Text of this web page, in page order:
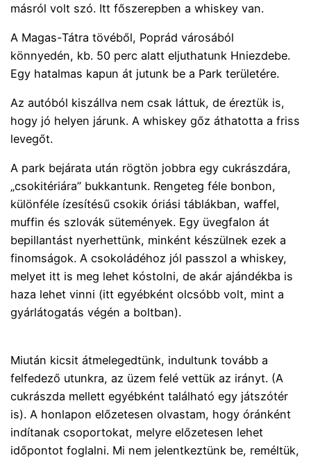
másról volt szó. Itt főszerepben a whiskey van.
A Magas-Tátra tövéből, Poprád városából
könnyedén, kb. 50 perc alatt eljuthatunk Hniezdebe.
Egy hatalmas kapun át jutunk be a Park területére.
Az autóból kiszállva nem csak láttuk, de éreztük is,
hogy jó helyen járunk. A whiskey gőz áthatotta a friss
levegőt.
A park bejárata után rögtön jobbra egy cukrászdára,
„csokitériára” bukkantunk. Rengeteg féle bonbon,
különféle ízesítésű csokik óriási táblákban, waffel,
muffin és szlovák sütemények. Egy üvegfalon át
bepillantást nyerhettünk, minként készülnek ezek a
finomságok. A csokoládéhoz jól passzol a whiskey,
melyet itt is meg lehet kóstolni, de akár ajándékba is
haza lehet vinni (itt egyébként olcsóbb volt, mint a
gyárlátogatás végén a boltban).
Miután kicsit átmelegedtünk, indultunk tovább a
felfedező utunkra, az üzem felé vettük az irányt. (A
cukrászda mellett egyébként található egy játszótér
is). A honlapon előzetesen olvastam, hogy óránként
indítanak csoportokat, melyre előzetesen lehet
időpontot foglalni. Mi nem jelentkeztünk be, reméltük,